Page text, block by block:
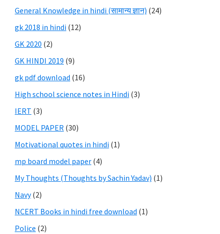
General Knowledge in hindi (सामान्य ज्ञान) (24)
gk 2018 in hindi (12)
GK 2020 (2)
GK HINDI 2019 (9)
gk pdf download (16)
High school science notes in Hindi (3)
IERT (3)
MODEL PAPER (30)
Motivational quotes in hindi (1)
mp board model paper (4)
My Thoughts (Thoughts by Sachin Yadav) (1)
Navy(2)
NCERT Books in hindi free download (1)
Police (2)